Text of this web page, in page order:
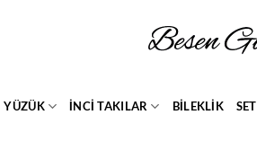
YÜZÜK İNCİ TAKILAR BİLEKLİK SET